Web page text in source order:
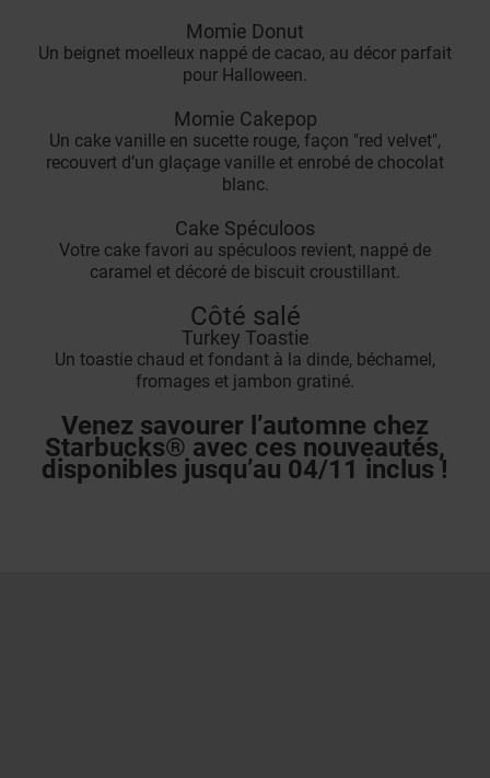
Momie Donut
Un beignet moelleux nappé de cacao, au décor parfait
pour Halloween.
Momie Cakepop
Un cake vanille en sucette rouge, façon "red velvet",
recouvert d’un glaçage vanille et enrobé de chocolat
blanc.
Cake Spéculoos
Votre cake favori au spéculoos revient, nappé de
caramel et décoré de biscuit croustillant.
Côté salé
Turkey Toastie
Un toastie chaud et fondant à la dinde, béchamel,
fromages et jambon gratiné.
Venez savourer l’automne chez
Starbucks® avec ces nouveautés,
disponibles jusqu’au 04/11 inclus !